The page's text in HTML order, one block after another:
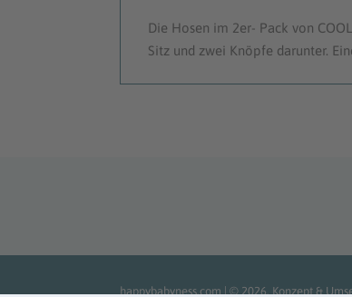
Die Hosen im 2er- Pack von
Sitz und zwei Knöpfe darunter.
happybabyness.com | © 2026. Konzept &